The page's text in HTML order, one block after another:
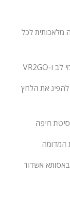
מלאכותית לכל
את הלחץ
אשדוד